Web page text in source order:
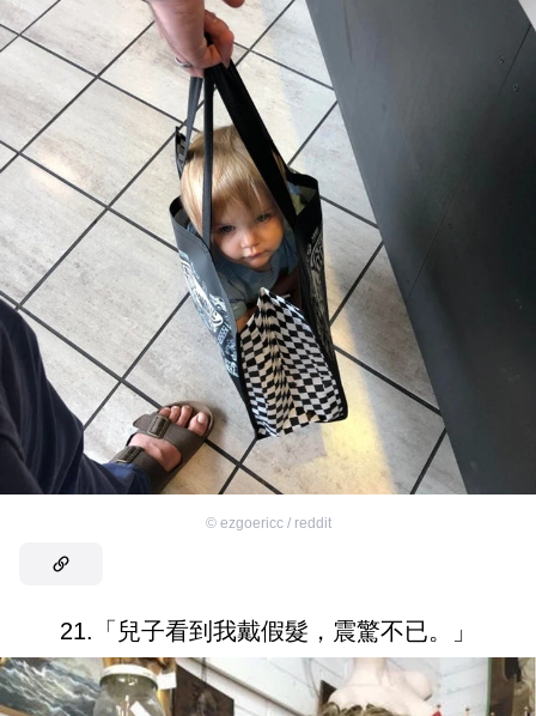
© ezgoericc / reddit
21.「兒子看到我戴假髮，震驚不已。」